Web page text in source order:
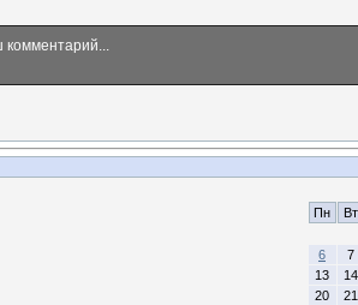
Пн Вт
6
7
13
14
20
21